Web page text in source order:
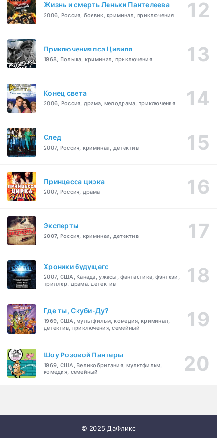
Жизнь и смерть Леньки Пантелеева
2006, Россия, боевик, криминал, приключения
Приключения пса Цивиля
1968, Польша, криминал, приключения
Конец света
2006, Россия, драма, мелодрама, приключения
След
2007, Россия, криминал, детектив
Принцесса цирка
2007, Россия, драма
Эксперты
2007, Россия, криминал, детектив
Хроники будущего
2007, США, Канада, ужасы, фантастика, фэнтези,
триллер, драма, детектив
Где ты, Скуби-Ду?
1969, США, мультфильм, комедия, криминал,
детектив, приключения, семейный
Шоу Розовой Пантеры
1969, США, Великобритания, мультфильм,
комедия, семейный
© 2025 ДаФликс